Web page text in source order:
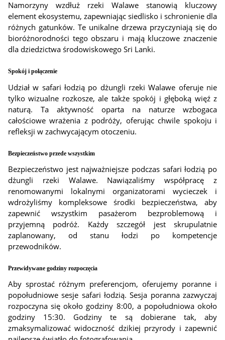
Namorzyny wzdłuż rzeki Walawe stanowią kluczowy
element ekosystemu, zapewniając siedlisko i schronienie dla
różnych gatunków. Te unikalne drzewa przyczyniają się do
bioróżnorodności tego obszaru i mają kluczowe znaczenie
dla dziedzictwa środowiskowego Sri Lanki.
Spokój i połączenie
Udział w safari łodzią po dżungli rzeki Walawe oferuje nie
tylko wizualne rozkosze, ale także spokój i głęboką więź z
naturą. Ta aktywność oparta na naturze wzbogaca
całościowe wrażenia z podróży, oferując chwile spokoju i
refleksji w zachwycającym otoczeniu.
Bezpieczeństwo przede wszystkim
Bezpieczeństwo jest najważniejsze podczas safari łodzią po
dżungli rzeki Walawe. Nawiązaliśmy współpracę z
renomowanymi lokalnymi organizatorami wycieczek i
wdrożyliśmy kompleksowe środki bezpieczeństwa, aby
zapewnić wszystkim pasażerom bezproblemową i
przyjemną podróż. Każdy szczegół jest skrupulatnie
zaplanowany, od stanu łodzi po kompetencje
przewodników.
Przewidywane godziny rozpoczęcia
Aby sprostać różnym preferencjom, oferujemy poranne i
popołudniowe sesje safari łodzią. Sesja poranna zazwyczaj
rozpoczyna się około godziny 8:00, a popołudniowa około
godziny 15:30. Godziny te są dobierane tak, aby
zmaksymalizować widoczność dzikiej przyrody i zapewnić